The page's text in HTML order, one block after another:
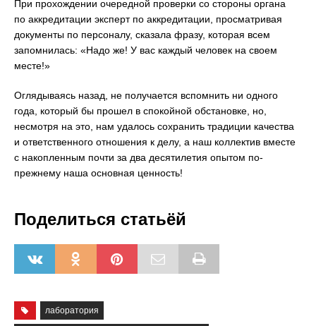
При прохождении очередной проверки со стороны органа
по аккредитации эксперт по аккредитации, просматривая
документы по персоналу, сказала фразу, которая всем
запомнилась: «Надо же! У вас каждый человек на своем
месте!»
Оглядываясь назад, не получается вспомнить ни одного
года, который бы прошел в спокойной обстановке, но,
несмотря на это, нам удалось сохранить традиции качества
и ответственного отношения к делу, а наш коллектив вместе
с накопленным почти за два десятилетия опытом по-
прежнему наша основная ценность!
Поделиться статьёй
лаборатория